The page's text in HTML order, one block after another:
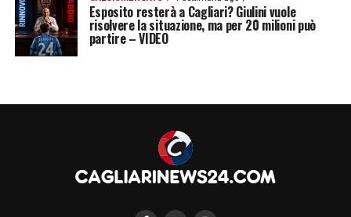
Esposito resterà a Cagliari? Giulini vuole
risolvere la situazione, ma per 20 milioni può
partire – VIDEO